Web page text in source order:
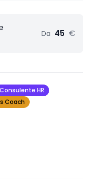
Da 45 €
Consulente HR
Coach